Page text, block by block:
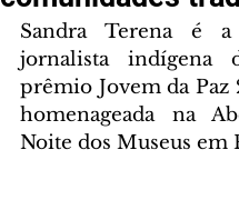
Sandra Terena é
jornalista indígena
prêmio Jovem da
homenageada na
Noite dos Museus em